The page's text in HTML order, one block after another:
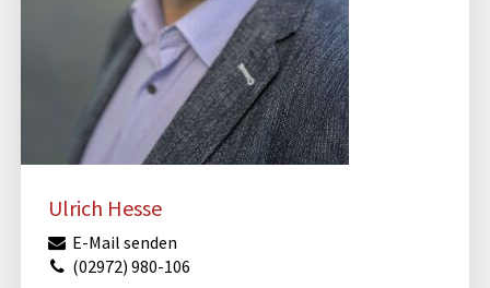
Ulrich Hesse
E-Mail senden
(02972) 980-106